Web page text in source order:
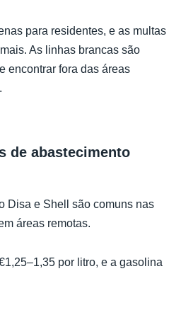
para residentes, e as multas
As linhas brancas são
encontrar fora das áreas
de abastecimento
Disa e Shell são comuns nas
áreas remotas.
por litro, e a gasolina